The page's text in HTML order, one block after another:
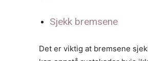
Sjekk bremsene
Det er viktig at bremsene